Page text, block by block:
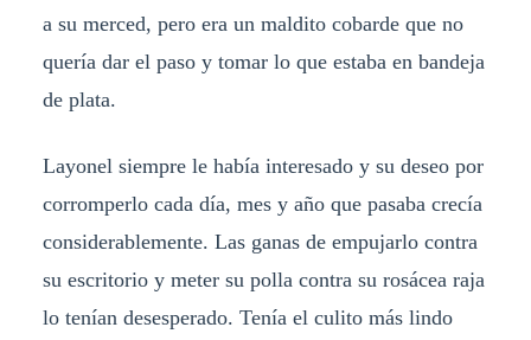
a su merced, pero era un maldito cobarde que no
quería dar el paso y tomar lo que estaba en bandeja
de plata.
Layonel siempre le había interesado y su deseo por
corromperlo cada día, mes y año que pasaba crecía
considerablemente. Las ganas de empujarlo contra
su escritorio y meter su polla contra su rosácea raja
lo tenían desesperado. Tenía el culito más lindo